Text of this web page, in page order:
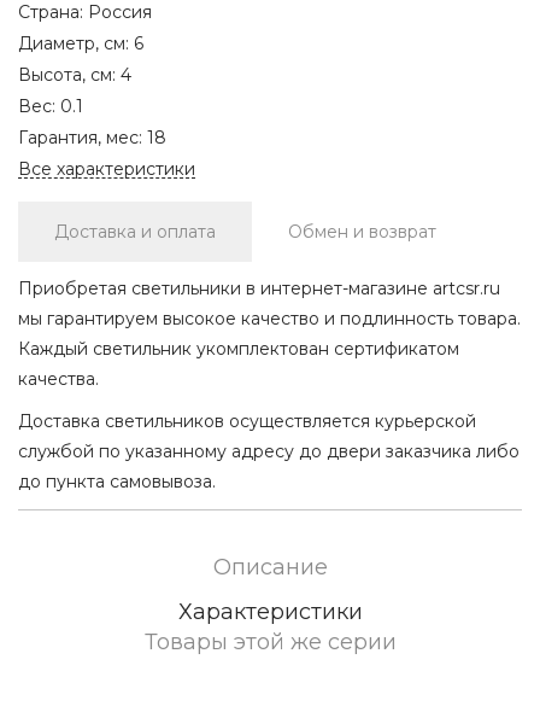
Страна: Россия
Диаметр, см: 6
Высота, см: 4
Вес: 0.1
Гарантия, мес: 18
Все характеристики
Доставка и оплата Обмен и возврат
Приобретая светильники в интернет-магазине artcsr.ru
мы гарантируем высокое качество и подлинность товара.
Каждый светильник укомплектован сертификатом
качества.
Доставка светильников осуществляется курьерской
службой по указанному адресу до двери заказчика либо
до пункта самовывоза.
Описание
Характеристики
Товары этой же серии